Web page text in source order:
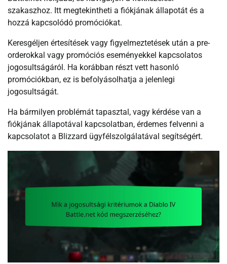
szakaszhoz. Itt megtekintheti a fiókjának állapotát és a
hozzá kapcsolódó promóciókat.
Keresgéljen értesítések vagy figyelmeztetések után a pre-
orderokkal vagy promóciós eseményekkel kapcsolatos
jogosultságáról. Ha korábban részt vett hasonló
promóciókban, ez is befolyásolhatja a jelenlegi
jogosultságát.
Ha bármilyen problémát tapasztal, vagy kérdése van a
fiókjának állapotával kapcsolatban, érdemes felvenni a
kapcsolatot a Blizzard ügyfélszolgálatával segítségért.